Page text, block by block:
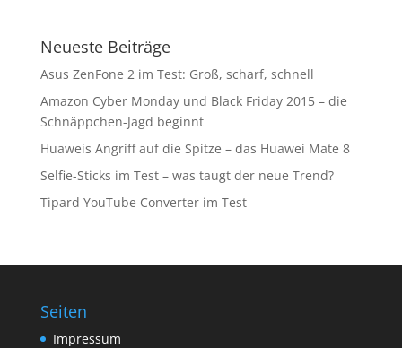
Neueste Beiträge
Asus ZenFone 2 im Test: Groß, scharf, schnell
Amazon Cyber Monday und Black Friday 2015 – die
Schnäppchen-Jagd beginnt
Huaweis Angriff auf die Spitze – das Huawei Mate 8
Selfie-Sticks im Test – was taugt der neue Trend?
Tipard YouTube Converter im Test
Seiten
Impressum